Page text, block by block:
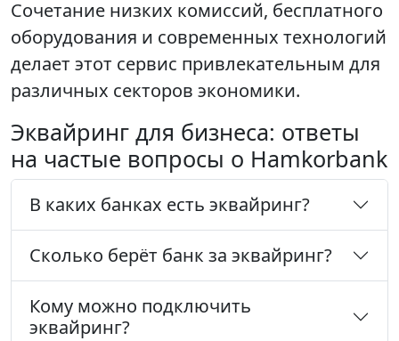
Сочетание низких комиссий, бесплатного
оборудования и современных технологий
делает этот сервис привлекательным для
различных секторов экономики.
Эквайринг для бизнеса: ответы
на частые вопросы о Hamkorbank
В каких банках есть эквайринг?
Сколько берёт банк за эквайринг?
Кому можно подключить
эквайринг?